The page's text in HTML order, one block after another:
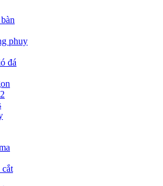
phuy
đá
cắt